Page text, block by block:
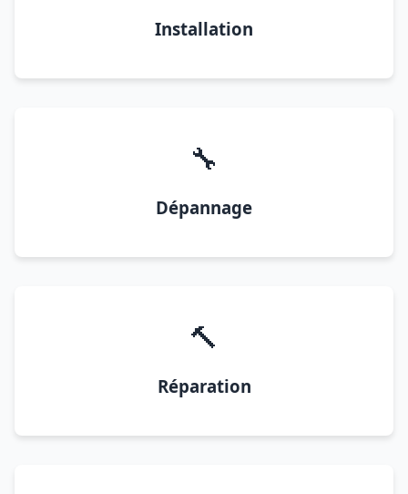
Installation
🔧
Dépannage
🔨
Réparation